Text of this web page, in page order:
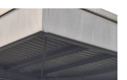
Weiter